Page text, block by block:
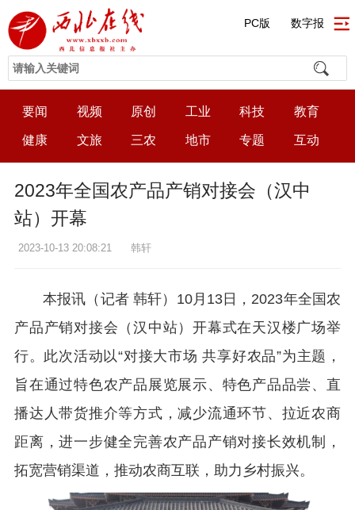
PC版 数字报
要闻 视频 原创 工业 科技 教育
健康 文旅 三农 地市 专题 互动
2023年全国农产品产销对接会（汉中
站）开幕
2023-10-13 20:08:21 韩轩
本报讯（记者 韩轩）10月13日，2023年全国农
产品产销对接会（汉中站）开幕式在天汉楼广场举
行。此次活动以“对接大市场 共享好农品”为主题，
旨在通过特色农产品展览展示、特色产品品尝、直
播达人带货推介等方式，减少流通环节、拉近农商
距离，进一步健全完善农产品产销对接长效机制，
拓宽营销渠道，推动农商互联，助力乡村振兴。